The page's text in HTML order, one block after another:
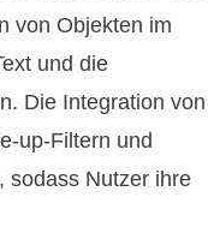
von Objekten im
und die
Die Integration von
up-Filtern und
sodass Nutzer ihre